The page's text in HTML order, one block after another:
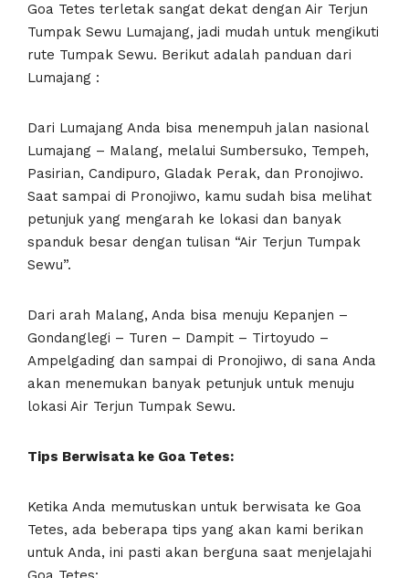
Goa Tetes terletak sangat dekat dengan Air Terjun
Tumpak Sewu Lumajang, jadi mudah untuk mengikuti
rute Tumpak Sewu. Berikut adalah panduan dari
Lumajang :
Dari Lumajang Anda bisa menempuh jalan nasional
Lumajang – Malang, melalui Sumbersuko, Tempeh,
Pasirian, Candipuro, Gladak Perak, dan Pronojiwo.
Saat sampai di Pronojiwo, kamu sudah bisa melihat
petunjuk yang mengarah ke lokasi dan banyak
spanduk besar dengan tulisan “Air Terjun Tumpak
Sewu”.
Dari arah Malang, Anda bisa menuju Kepanjen –
Gondanglegi – Turen – Dampit – Tirtoyudo –
Ampelgading dan sampai di Pronojiwo, di sana Anda
akan menemukan banyak petunjuk untuk menuju
lokasi Air Terjun Tumpak Sewu.
Tips Berwisata ke Goa Tetes:
Ketika Anda memutuskan untuk berwisata ke Goa
Tetes, ada beberapa tips yang akan kami berikan
untuk Anda, ini pasti akan berguna saat menjelajahi